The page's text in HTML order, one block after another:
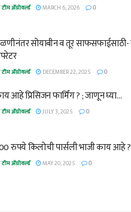
टीम ॲग्रोवर्ल्ड MARCH 6, 2026 0
सोयाबीन व तूर साफसफाईसाठी-
टीम ॲग्रोवर्ल्ड DECEMBER 22, 2025 0
आहे प्रिसिजन फार्मिंग ? ; जाणून घ्या…
टीम ॲग्रोवर्ल्ड JULY 3, 2025 0
रुपये किलोची पार्सली भाजी काय आहे
टीम ॲग्रोवर्ल्ड MAY 20, 2025 0